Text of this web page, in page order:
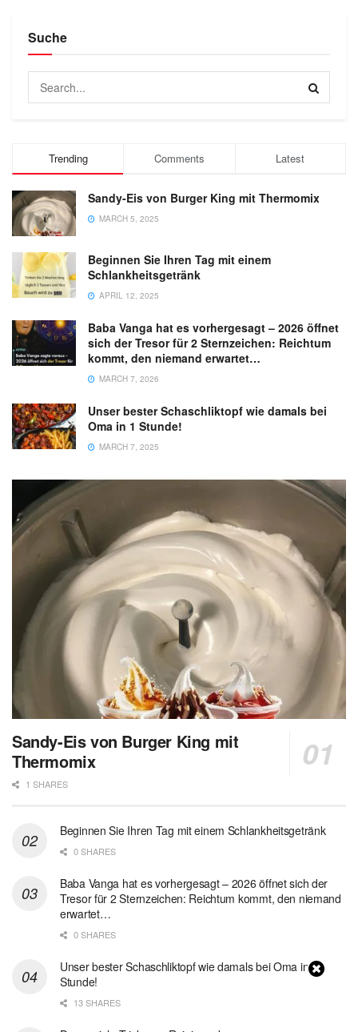
Suche
Trending Comments Latest
Sandy-Eis von Burger King mit Thermomix
MARCH 5, 2025
Beginnen Sie Ihren Tag mit einem
Schlankheitsgetränk
APRIL 12, 2025
Baba Vanga hat es vorhergesagt – 2026 öffnet
sich der Tresor für 2 Sternzeichen: Reichtum
kommt, den niemand erwartet…
MARCH 7, 2026
Unser bester Schaschliktopf wie damals bei
Oma in 1 Stunde!
MARCH 7, 2025
Sandy-Eis von Burger King mit
Thermomix
1 SHARES
Beginnen Sie Ihren Tag mit einem Schlankheitsgetränk
0 SHARES
Baba Vanga hat es vorhergesagt – 2026 öffnet sich der
Tresor für 2 Sternzeichen: Reichtum kommt, den niemand
erwartet…
0 SHARES
Unser bester Schaschliktopf wie damals bei Oma in 1
Stunde!
13 SHARES